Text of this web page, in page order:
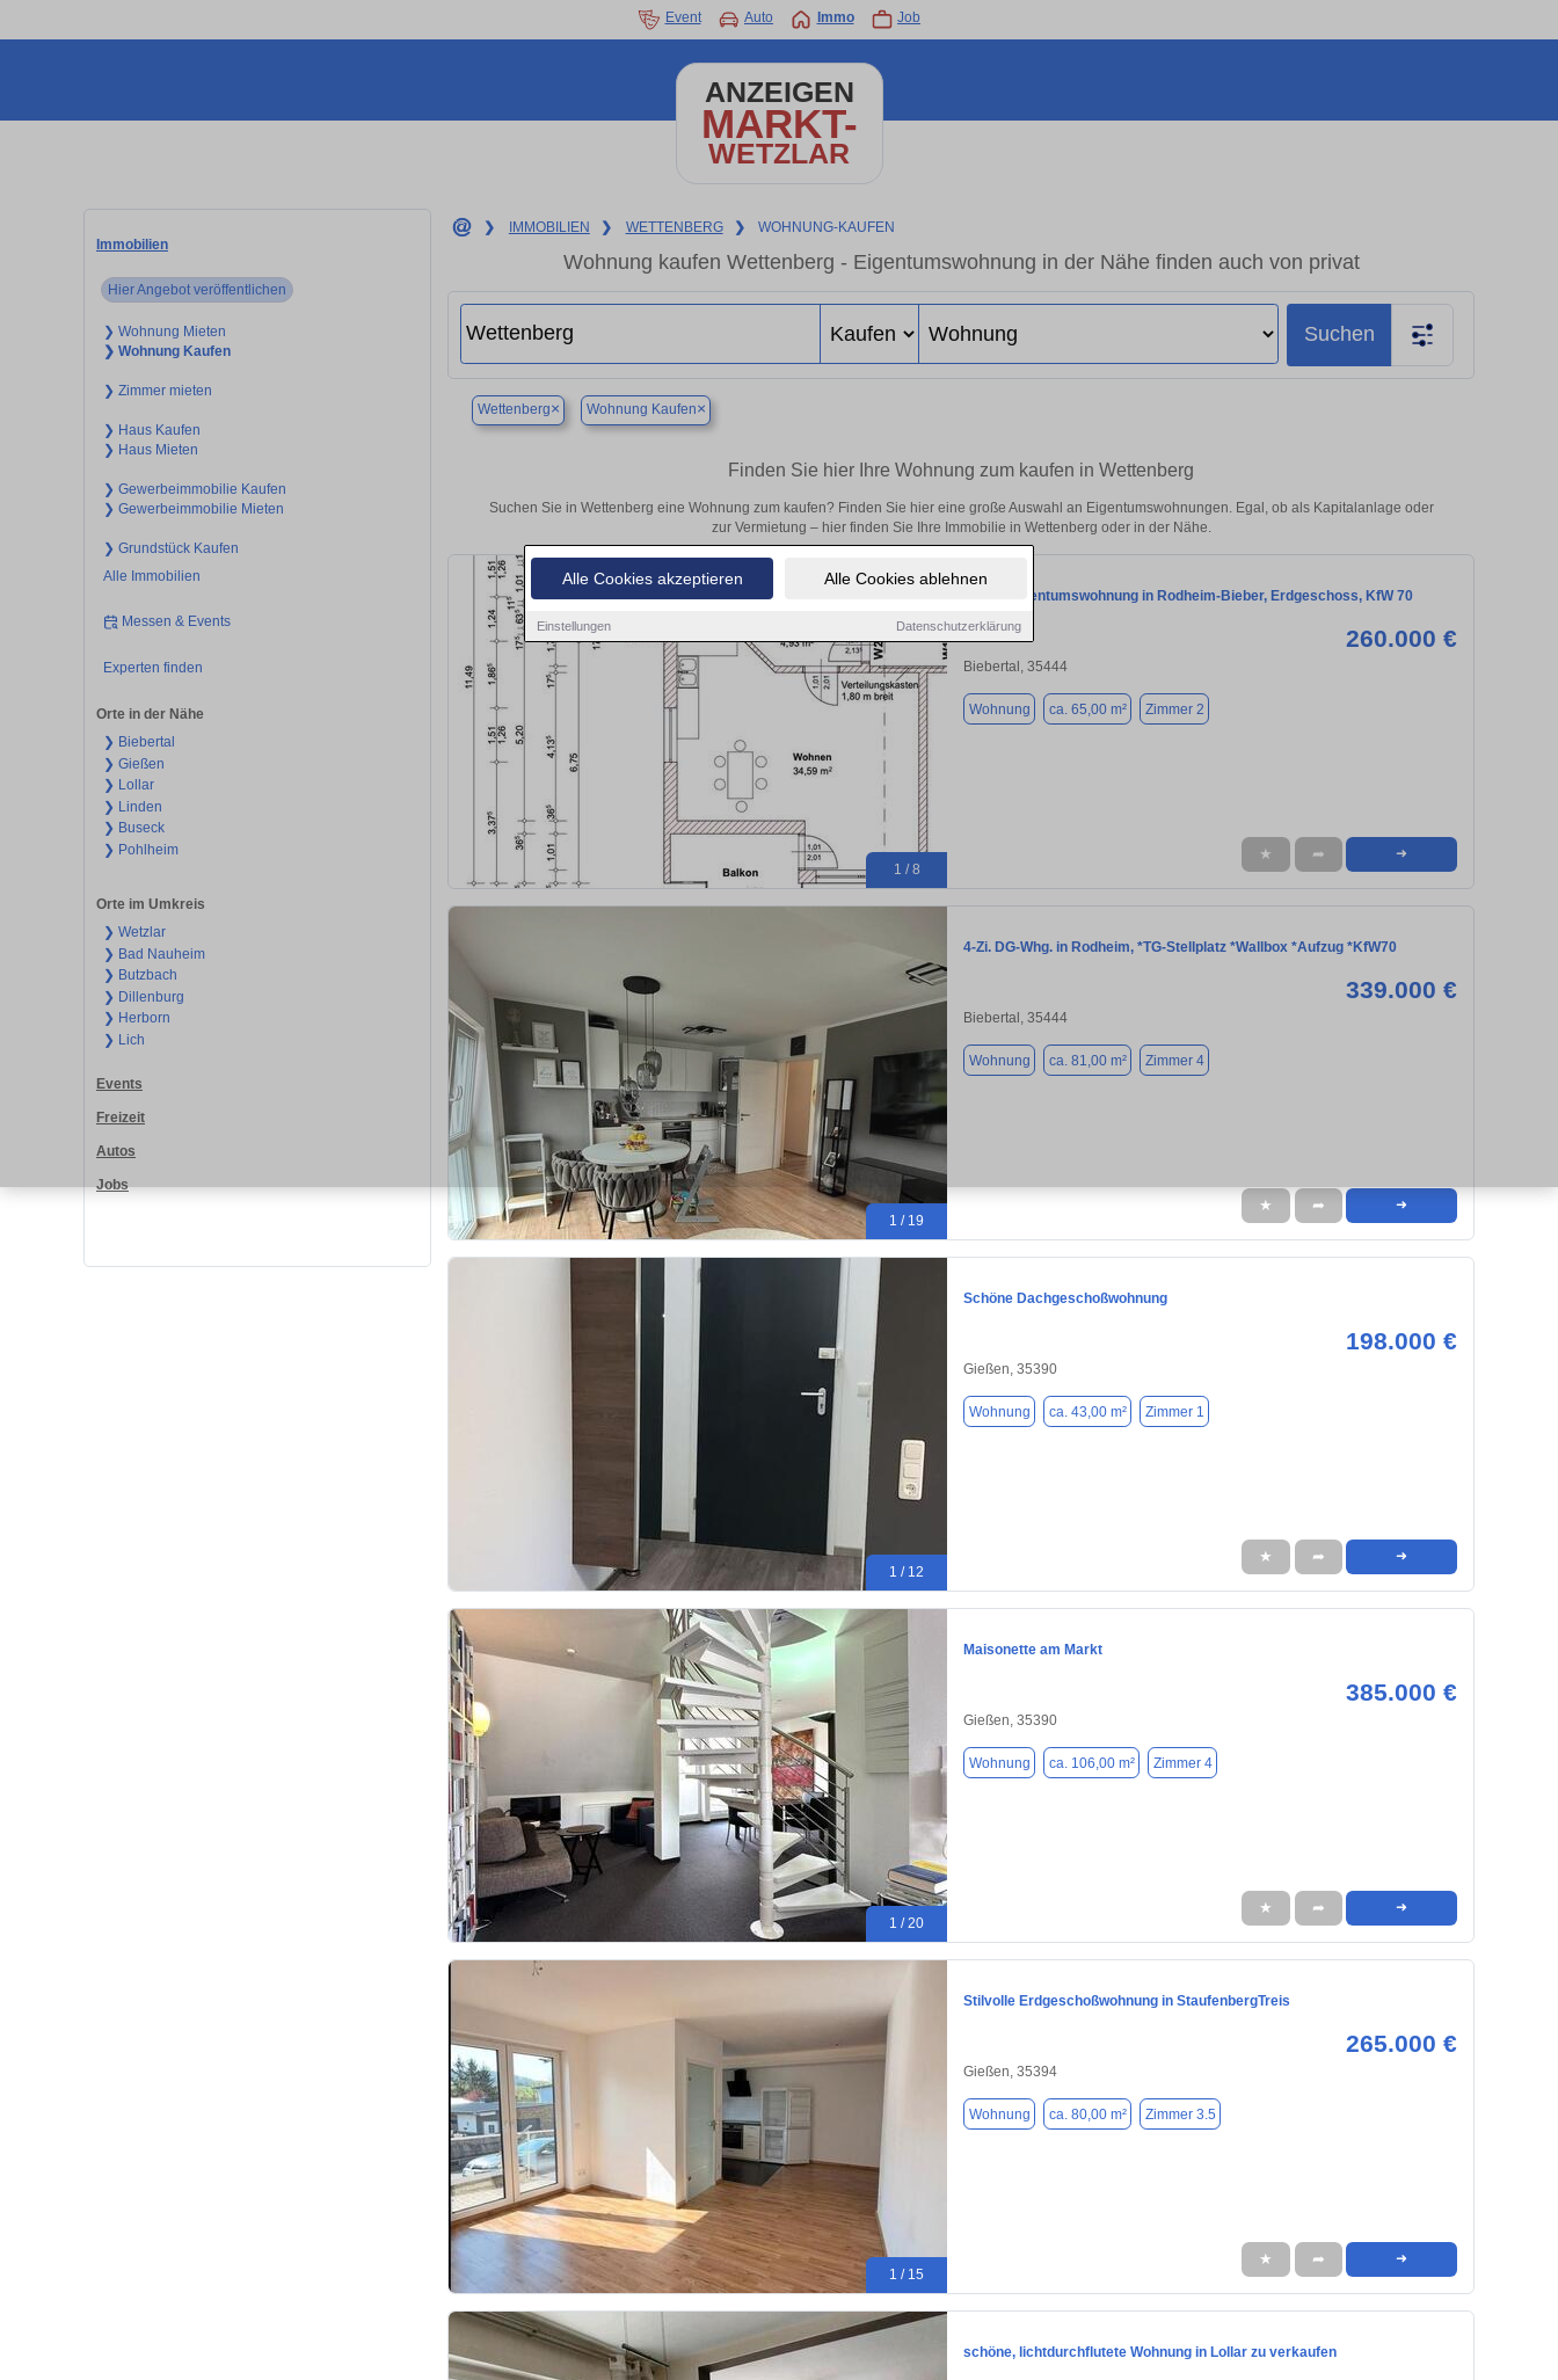
Alle Cookies akzeptieren Alle Cookies ablehnen
Einstellungen Datenschutzerklärung
Event Auto Immo Job
ANZEIGEN
MARKT-
WETZLAR
Immobilien
Hier Angebot veröffentlichen
❯ Wohnung Mieten
❯ Wohnung Kaufen
❯ Zimmer mieten
❯ Haus Kaufen
❯ Haus Mieten
❯ Gewerbeimmobilie Kaufen
❯ Gewerbeimmobilie Mieten
❯ Grundstück Kaufen
Alle Immobilien
Messen & Events
Experten finden
Orte in der Nähe
❯ Biebertal
❯ Gießen
❯ Lollar
❯ Linden
❯ Buseck
❯ Pohlheim
Orte im Umkreis
❯ Wetzlar
❯ Bad Nauheim
❯ Butzbach
❯ Dillenburg
❯ Herborn
❯ Lich
Events
Freizeit
Autos
Jobs
❯ IMMOBILIEN ❯ WETTENBERG ❯ WOHNUNG-KAUFEN
Wohnung kaufen Wettenberg - Eigentumswohnung in der Nähe finden auch von privat
Suchen
Wettenberg× Wohnung Kaufen×
Finden Sie hier Ihre Wohnung zum kaufen in Wettenberg
Suchen Sie in Wettenberg eine Wohnung zum kaufen? Finden Sie hier eine große Auswahl an Eigentumswohnungen. Egal, ob als Kapitalanlage oder
zur Vermietung – hier finden Sie Ihre Immobilie in Wettenberg oder in der Nähe.
1 / 8
2-ZKB Eigentumswohnung in Rodheim-Bieber, Erdgeschoss, KfW 70
260.000 €
Biebertal, 35444
Wohnung ca. 65,00 m² Zimmer 2
★ ➦ ➜
1 / 19
4-Zi. DG-Whg. in Rodheim, *TG-Stellplatz *Wallbox *Aufzug *KfW70
339.000 €
Biebertal, 35444
Wohnung ca. 81,00 m² Zimmer 4
★ ➦ ➜
1 / 12
Schöne Dachgeschoßwohnung
198.000 €
Gießen, 35390
Wohnung ca. 43,00 m² Zimmer 1
★ ➦ ➜
1 / 20
Maisonette am Markt
385.000 €
Gießen, 35390
Wohnung ca. 106,00 m² Zimmer 4
★ ➦ ➜
1 / 15
Stilvolle Erdgeschoßwohnung in StaufenbergTreis
265.000 €
Gießen, 35394
Wohnung ca. 80,00 m² Zimmer 3.5
★ ➦ ➜
schöne, lichtdurchflutete Wohnung in Lollar zu verkaufen